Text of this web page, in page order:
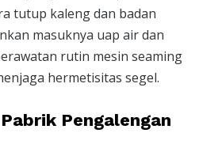
tutup kaleng dan badan
masuknya uap air dan
rutin mesin seaming
hermetisitas segel.
Pengalengan